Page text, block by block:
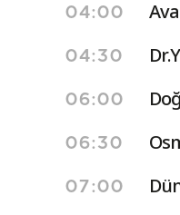
04:00
04:30
06:00
06:30
07:00